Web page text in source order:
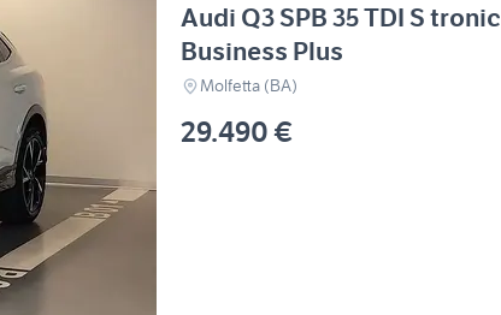
Audi Q3 SPB 35 TDI S tronic
Business Plus
Molfetta (BA)
29.490 €